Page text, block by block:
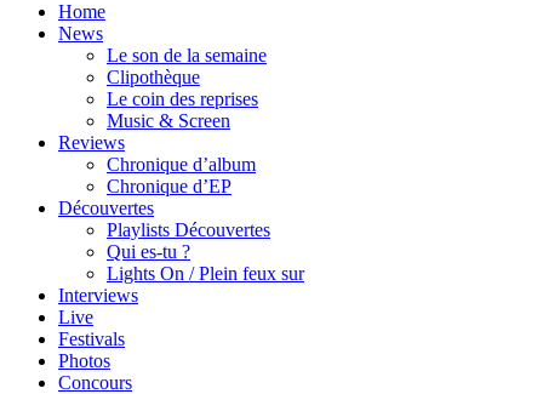
Home
News
Le son de la semaine
Clipothèque
Le coin des reprises
Music & Screen
Reviews
Chronique d’album
Chronique d’EP
Découvertes
Playlists Découvertes
Qui es-tu ?
Lights On / Plein feux sur
Interviews
Live
Festivals
Photos
Concours